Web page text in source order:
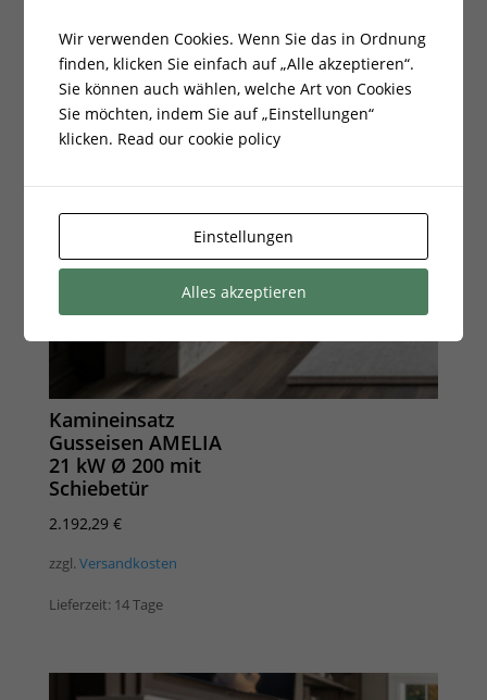
Kamineinsatz
Gusseisen AMELIA
21 kW Ø 200 mit
Schiebetür
2.192,29 €
zzgl. Versandkosten
Lieferzeit: 14 Tage
Wir verwenden Cookies. Wenn Sie das in Ordnung
finden, klicken Sie einfach auf „Alle akzeptieren“.
Sie können auch wählen, welche Art von Cookies
Sie möchten, indem Sie auf „Einstellungen“
klicken. Read our cookie policy
Einstellungen
Alles akzeptieren